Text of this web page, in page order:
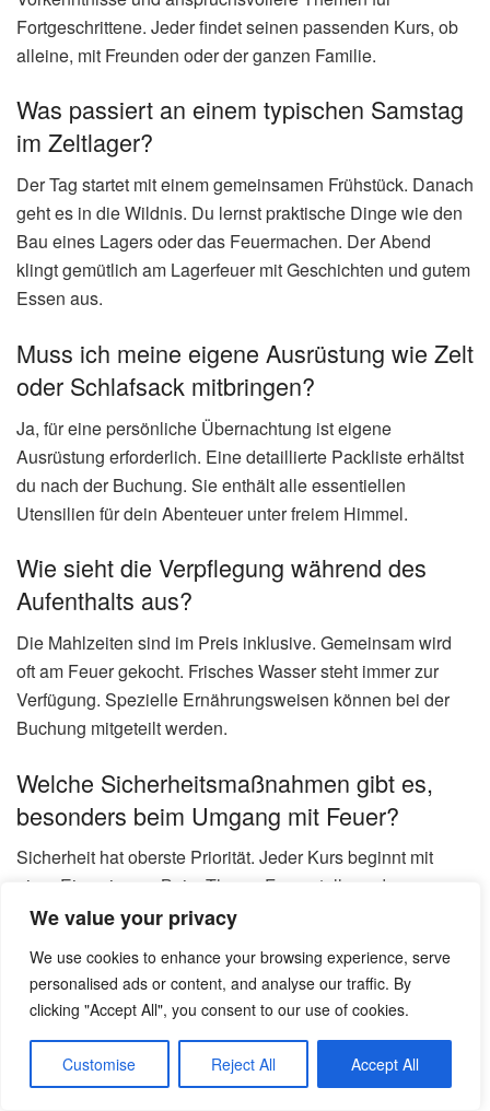
We value your privacy
We use cookies to enhance your browsing experience, serve
personalised ads or content, and analyse our traffic. By
clicking "Accept All", you consent to our use of cookies.
Customise Reject All Accept All
Fortgeschrittene. Jeder findet seinen passenden Kurs, ob
alleine, mit Freunden oder der ganzen Familie.
Was passiert an einem typischen Samstag
im Zeltlager?
Der Tag startet mit einem gemeinsamen Frühstück. Danach
geht es in die Wildnis. Du lernst praktische Dinge wie den
Bau eines Lagers oder das Feuermachen. Der Abend
klingt gemütlich am Lagerfeuer mit Geschichten und gutem
Essen aus.
Muss ich meine eigene Ausrüstung wie Zelt
oder Schlafsack mitbringen?
Ja, für eine persönliche Übernachtung ist eigene
Ausrüstung erforderlich. Eine detaillierte Packliste erhältst
du nach der Buchung. Sie enthält alle essentiellen
Utensilien für dein Abenteuer unter freiem Himmel.
Wie sieht die Verpflegung während des
Aufenthalts aus?
Die Mahlzeiten sind im Preis inklusive. Gemeinsam wird
oft am Feuer gekocht. Frisches Wasser steht immer zur
Verfügung. Spezielle Ernährungsweisen können bei der
Buchung mitgeteilt werden.
Welche Sicherheitsmaßnahmen gibt es,
besonders beim Umgang mit Feuer?
Sicherheit hat oberste Priorität. Jeder Kurs beginnt mit
einer Einweisung. Beim Thema Feuerstelle und
Brandschutz achten die erfahrenen Trainer genau auf die
geregelt.
Kann ich als Anfänger auch an einem
Survival Camp teilnehmen?